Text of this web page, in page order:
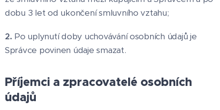
dobu 3 let od ukončení smluvního vztahu;
2. Po uplynutí doby uchovávání osobních údajů je
Správce povinen údaje smazat.
Příjemci a zpracovatelé osobních
údajů